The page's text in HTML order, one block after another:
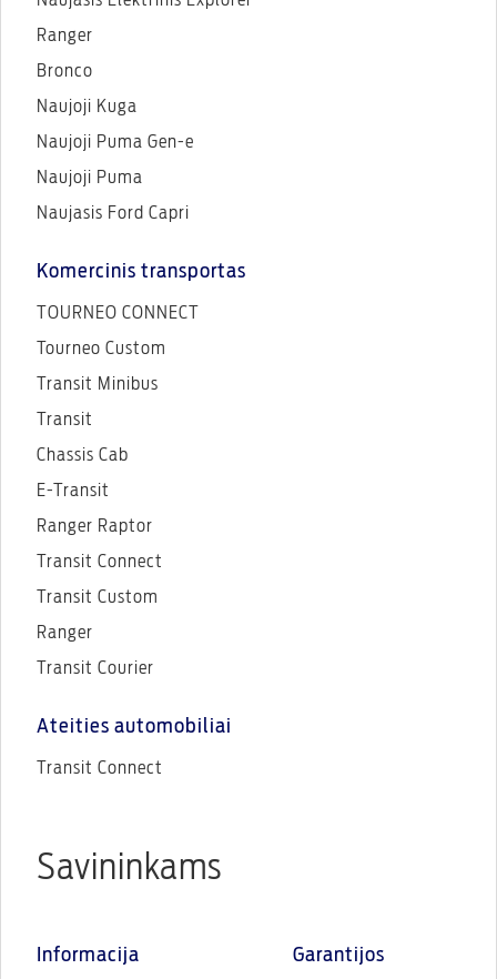
Ranger
Bronco
Naujoji Kuga
Naujoji Puma Gen-e
Naujoji Puma
Naujasis Ford Capri
Komercinis transportas
TOURNEO CONNECT
Tourneo Custom
Transit Minibus
Transit
Chassis Cab
E-Transit
Ranger Raptor
Transit Connect
Transit Custom
Ranger
Transit Courier
Ateities automobiliai
Transit Connect
Savininkams
Informacija Garantijos